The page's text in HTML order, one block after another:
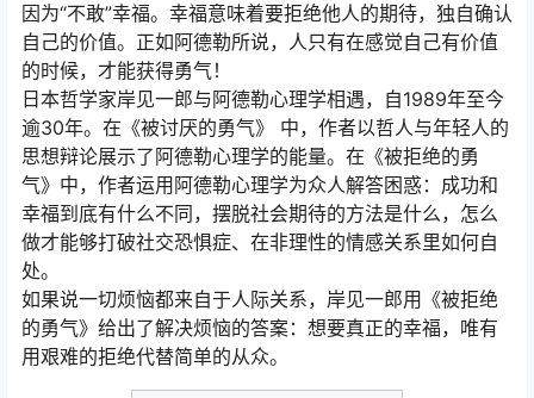
因为“不敢”幸福。幸福意味着要拒绝他人的期待，独自确认
自己的价值。正如阿德勒所说，人只有在感觉自己有价值
的时候，才能获得勇气！
日本哲学家岸见一郎与阿德勒心理学相遇，自1989年至今
逾30年。在《被讨厌的勇气》 中，作者以哲人与年轻人的
思想辩论展示了阿德勒心理学的能量。在《被拒绝的勇
气》中，作者运用阿德勒心理学为众人解答困惑：成功和
幸福到底有什么不同，摆脱社会期待的方法是什么，怎么
做才能够打破社交恐惧症、在非理性的情感关系里如何自
处。
如果说一切烦恼都来自于人际关系，岸见一郎用《被拒绝
的勇气》给出了解决烦恼的答案：想要真正的幸福，唯有
用艰难的拒绝代替简单的从众。